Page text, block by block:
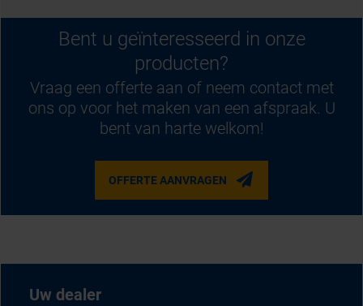
Bent u geïnteresseerd in onze
producten?
Vraag een offerte aan of neem contact met
ons op voor het maken van een afspraak. U
bent van harte welkom!
OFFERTE AANVRAGEN
Uw dealer